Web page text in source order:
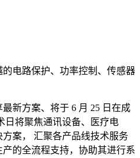
电路保护、功率控制、传感器
方案、将于 6 月 25 日在成
日将聚焦通讯设备、医疗电
案， 汇聚各产品线技术服务
的全流程支持，协助其进行系